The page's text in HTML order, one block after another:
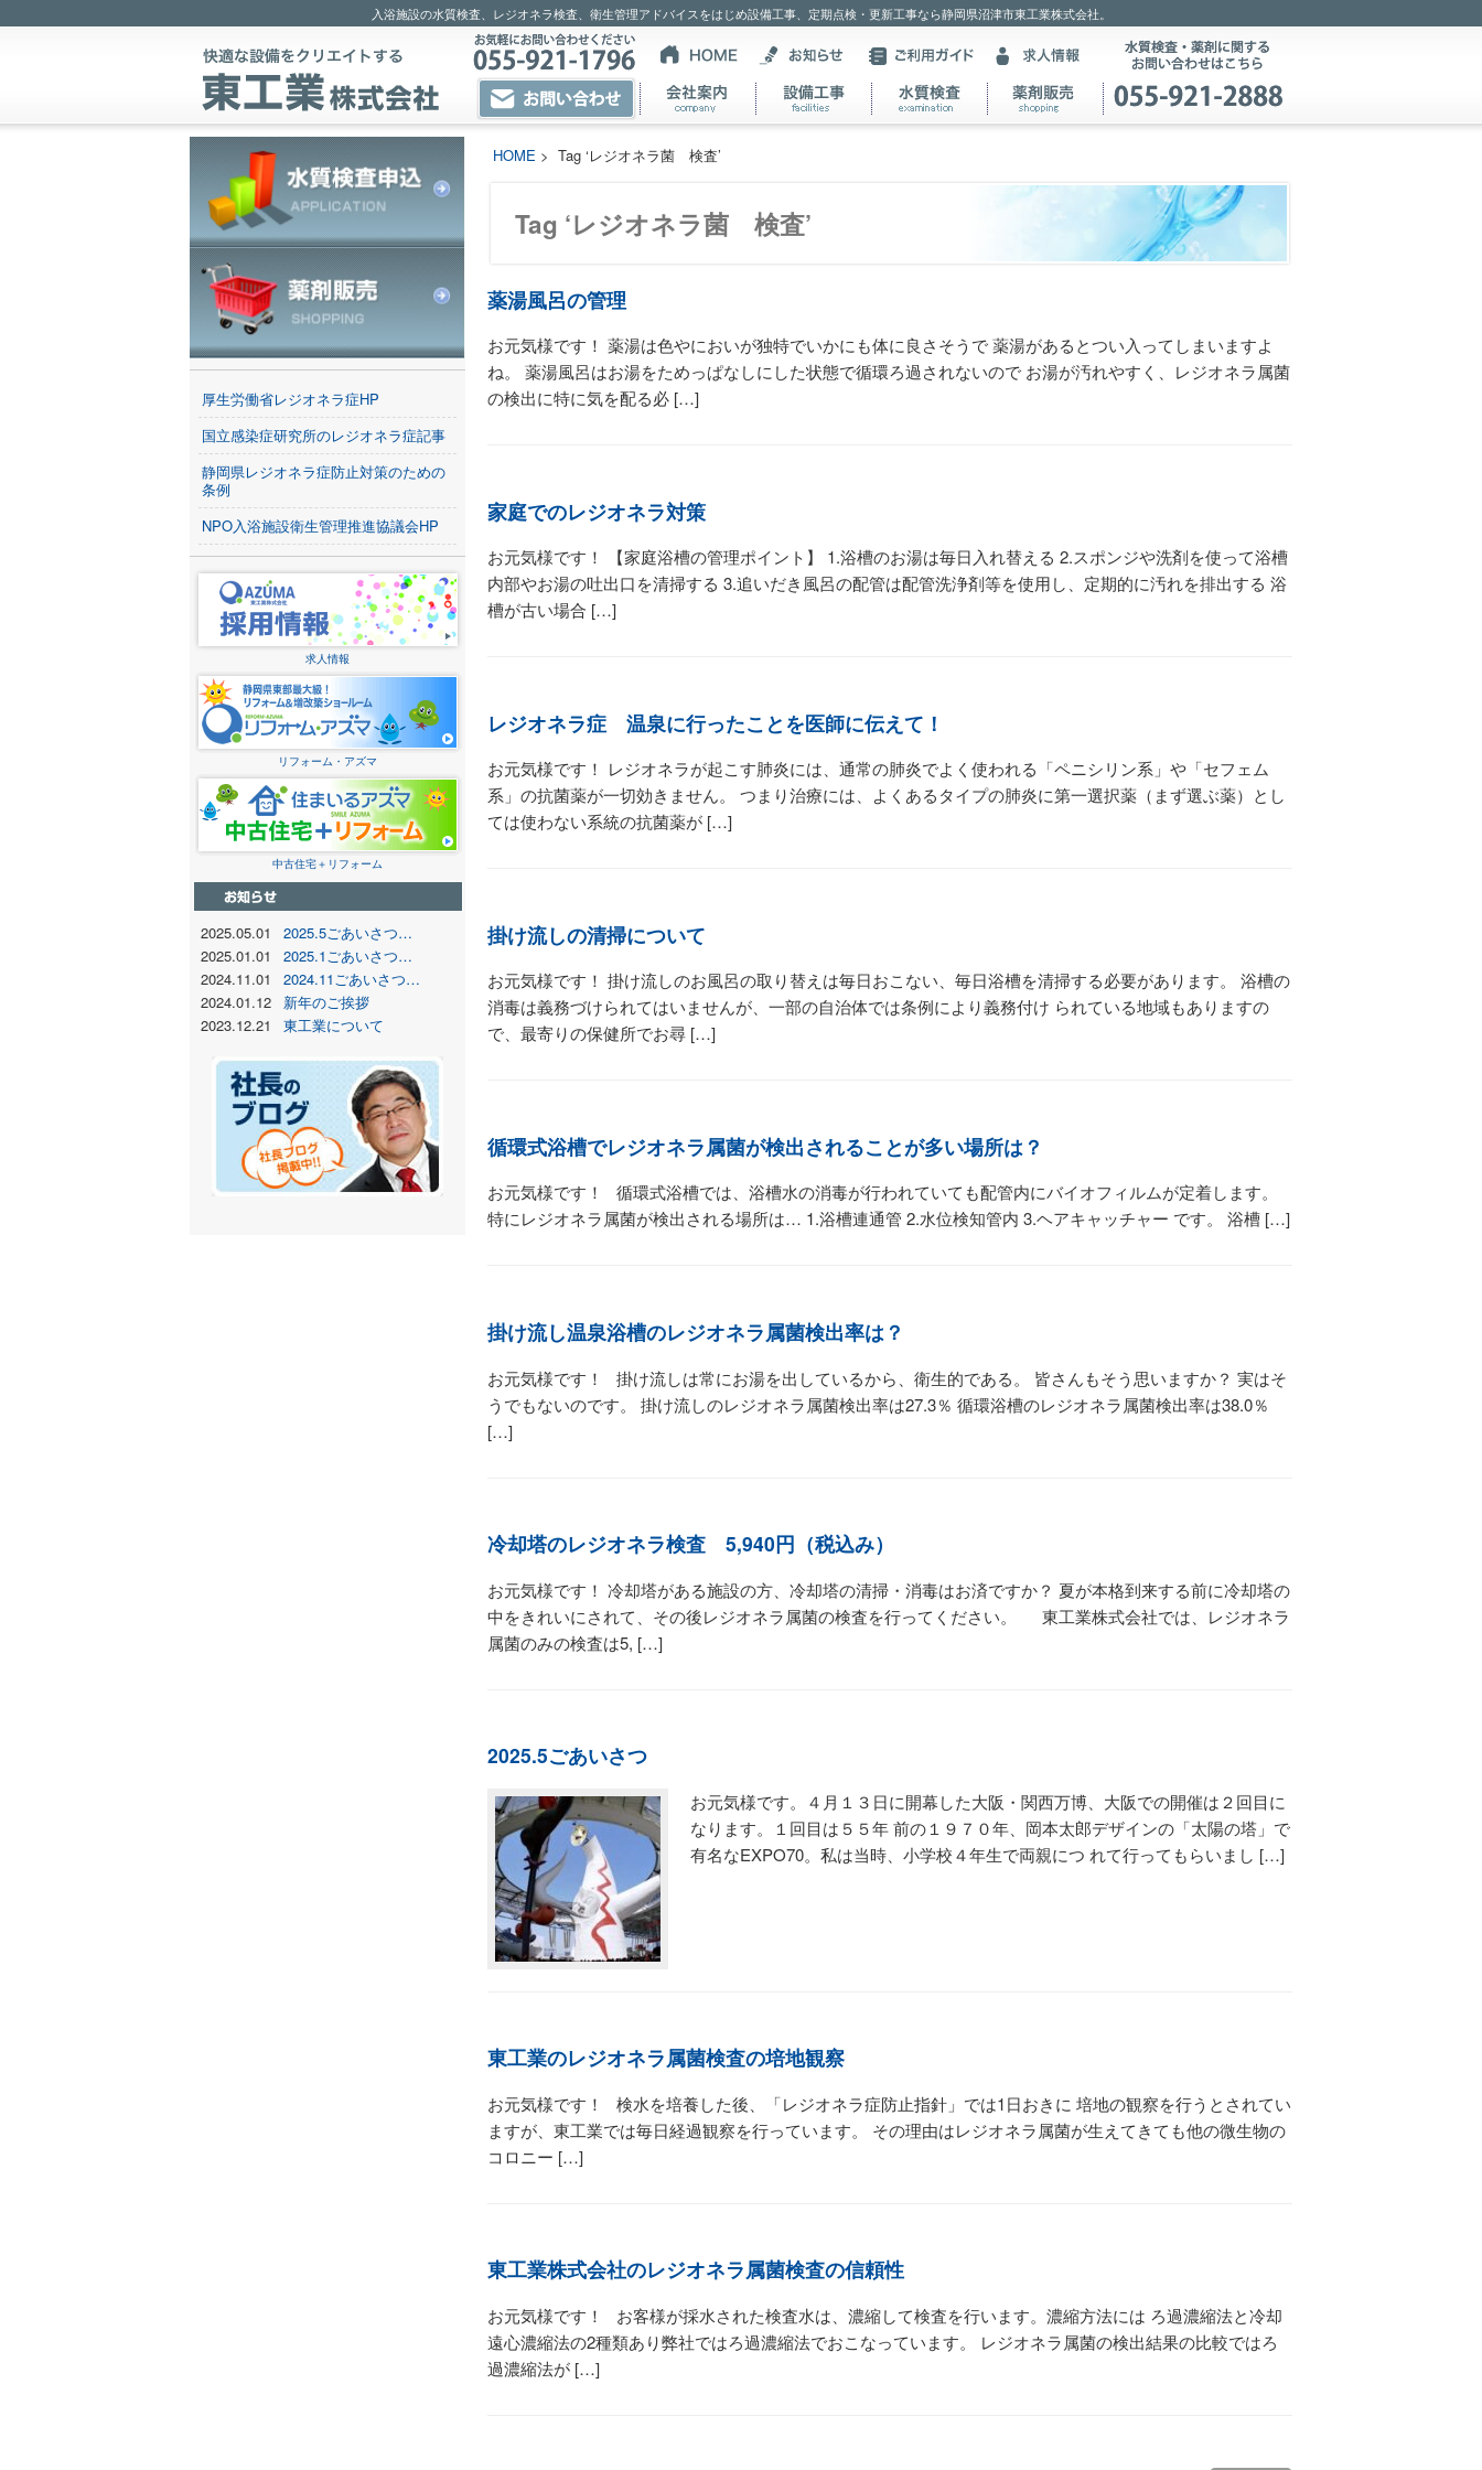
入浴施設の水質検査、レジオネラ検査、衛生管理アドバイスをはじめ設備工事、定期点検・更新工事なら静岡県沼津市東工業株式会社。
HOME > Tag ‘レジオネラ菌 検査’
Tag ‘レジオネラ菌 検査’
薬湯風呂の管理
お元気様です！ 薬湯は色やにおいが独特でいかにも体に良さそうで 薬湯があるとつい入ってしまいますよ
ね。 薬湯風呂はお湯をためっぱなしにした状態で循環ろ過されないので お湯が汚れやすく、レジオネラ属菌
の検出に特に気を配る必 […]
家庭でのレジオネラ対策
お元気様です！ 【家庭浴槽の管理ポイント】 1.浴槽のお湯は毎日入れ替える 2.スポンジや洗剤を使って浴槽
内部やお湯の吐出口を清掃する 3.追いだき風呂の配管は配管洗浄剤等を使用し、定期的に汚れを排出する 浴
槽が古い場合 […]
レジオネラ症 温泉に行ったことを医師に伝えて！
お元気様です！ レジオネラが起こす肺炎には、通常の肺炎でよく使われる「ペニシリン系」や「セフェム
系」の抗菌薬が一切効きません。 つまり治療には、よくあるタイプの肺炎に第一選択薬（まず選ぶ薬）とし
ては使わない系統の抗菌薬が […]
掛け流しの清掃について
お元気様です！ 掛け流しのお風呂の取り替えは毎日おこない、毎日浴槽を清掃する必要があります。 浴槽の
消毒は義務づけられてはいませんが、一部の自治体では条例により義務付け られている地域もありますの
で、最寄りの保健所でお尋 […]
循環式浴槽でレジオネラ属菌が検出されることが多い場所は？
お元気様です！ 循環式浴槽では、浴槽水の消毒が行われていても配管内にバイオフィルムが定着します。
特にレジオネラ属菌が検出される場所は… 1.浴槽連通管 2.水位検知管内 3.ヘアキャッチャー です。 浴槽 […]
掛け流し温泉浴槽のレジオネラ属菌検出率は？
お元気様です！ 掛け流しは常にお湯を出しているから、衛生的である。 皆さんもそう思いますか？ 実はそ
うでもないのです。 掛け流しのレジオネラ属菌検出率は27.3％ 循環浴槽のレジオネラ属菌検出率は38.0％
[…]
冷却塔のレジオネラ検査 5,940円（税込み）
お元気様です！ 冷却塔がある施設の方、冷却塔の清掃・消毒はお済ですか？ 夏が本格到来する前に冷却塔の
中をきれいにされて、その後レジオネラ属菌の検査を行ってください。 東工業株式会社では、レジオネラ
属菌のみの検査は5, […]
2025.5ごあいさつ
お元気様です。４月１３日に開幕した大阪・関西万博、大阪での開催は２回目に
なります。１回目は５５年 前の１９７０年、岡本太郎デザインの「太陽の塔」で
有名なEXPO70。私は当時、小学校４年生で両親につ れて行ってもらいまし […]
東工業のレジオネラ属菌検査の培地観察
お元気様です！ 検水を培養した後、「レジオネラ症防止指針」では1日おきに 培地の観察を行うとされてい
ますが、東工業では毎日経過観察を行っています。 その理由はレジオネラ属菌が生えてきても他の微生物の
コロニー […]
東工業株式会社のレジオネラ属菌検査の信頼性
お元気様です！ お客様が採水された検査水は、濃縮して検査を行います。濃縮方法には ろ過濃縮法と冷却
遠心濃縮法の2種類あり弊社ではろ過濃縮法でおこなっています。 レジオネラ属菌の検出結果の比較ではろ
過濃縮法が […]
厚生労働省レジオネラ症HP
国立感染症研究所のレジオネラ症記事
静岡県レジオネラ症防止対策のための
条例
NPO入浴施設衛生管理推進協議会HP
求人情報
リフォーム・アズマ
中古住宅＋リフォーム
2025.05.01
2025.5ごあいさつ…
2025.01.01
2025.1ごあいさつ…
2024.11.01
2024.11ごあいさつ…
2024.01.12
新年のご挨拶
2023.12.21
東工業について